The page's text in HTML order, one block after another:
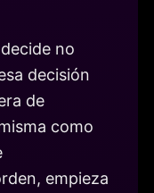
no
decisión
de
como
empieza